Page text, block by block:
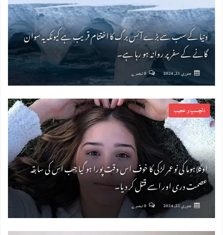
دنیا کے سب سے بڑے آئس برگ کا اختتام قریب ہے کیونکہ یہ سوان
گانے کے سفر پر روانہ ہو رہا ہے۔
جنوري 21, 2024 0 تبصرے
دلچسپ و عجیب
اوکلاہوما کی نوعمر لڑکی کا خوف اس وقت پورا ہو گیا جب اس کی سابقہ ​​
عصمت دری اور اسے قتل کر دیا۔
جنوري 21, 2024 0 تبصرے